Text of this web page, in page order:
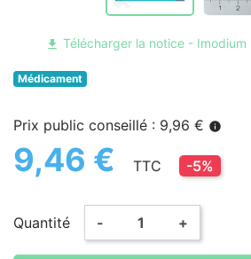
file_download Télécharger la notice -
Médicament
Prix public conseillé : 9,96 € info
9,46 € TTC -5%
Quantité - +